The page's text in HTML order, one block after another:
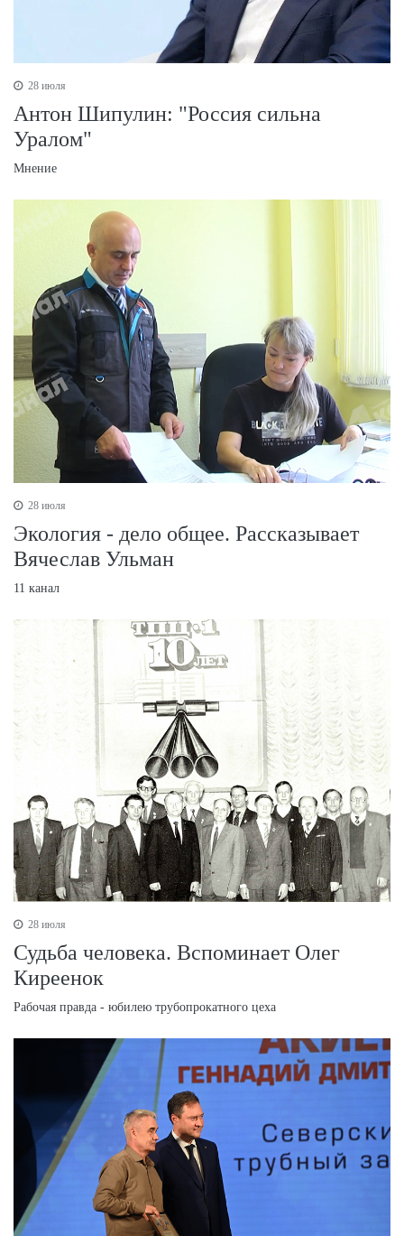
28 июля
Антон Шипулин: "Россия сильна
Уралом"
Мнение
28 июля
Экология - дело общее. Рассказывает
Вячеслав Ульман
11 канал
28 июля
Судьба человека. Вспоминает Олег
Киреенок
Рабочая правда - юбилею трубопрокатного цеха